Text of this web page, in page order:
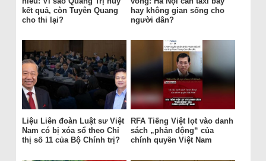
kết quả, còn Tuyên Quang
cho thi lại?
hay không gian sống cho
người dân?
Liệu Liên đoàn Luật sư Việt
Nam có bị xóa sổ theo Chỉ
thị số 11 của Bộ Chính trị?
RFA Tiếng Việt lọt vào danh
sách „phản động“ của
chính quyền Việt Nam